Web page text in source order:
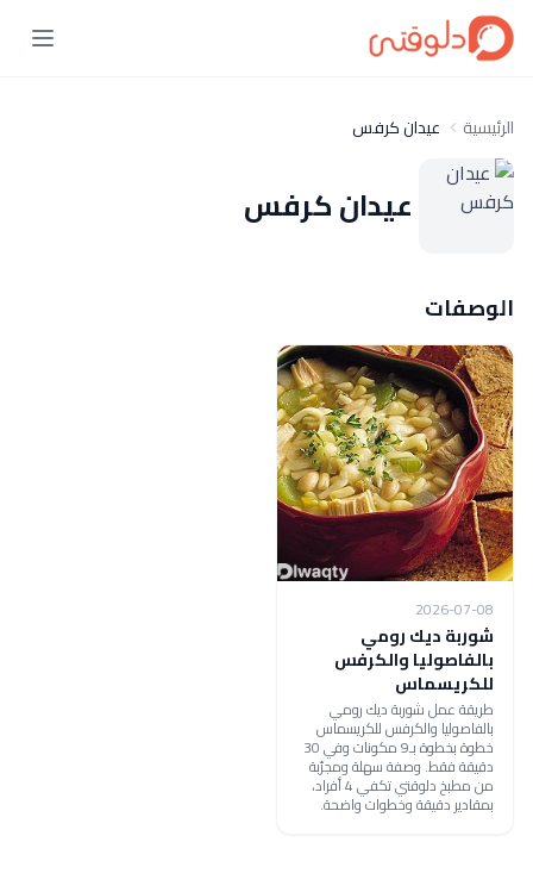
الرئيسية عيدان كرفس
عيدان كرفس
الوصفات
2026-07-08
شوربة ديك رومي
بالفاصوليا والكرفس
للكريسماس
طريقة عمل شوربة ديك رومي
بالفاصوليا والكرفس للكريسماس
خطوة بخطوة بـ9 مكونات وفي 30
دقيقة فقط. وصفة سهلة ومجرّبة
من مطبخ دلوقتي تكفي 4 أفراد،
بمقادير دقيقة وخطوات واضحة.